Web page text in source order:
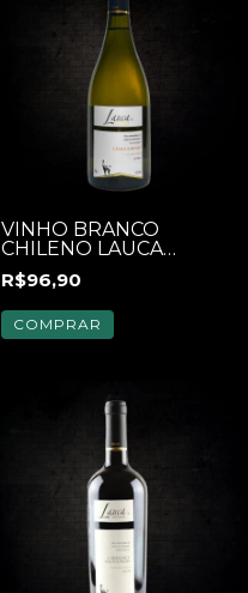
VINHO BRANCO
CHILENO LAUCA
RESERVA
CHARDONNAY 750ML
R$96,90
COMPRAR